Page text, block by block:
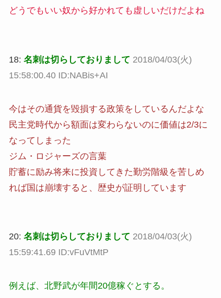
どうでもいい奴から好かれても虚しいだけだよね
18: 名刺は切らしておりまして 2018/04/03(火)
15:58:00.40 ID:NABis+AI
今はその通貨を毀損する政策をしているんだよな
民主党時代から額面は変わらないのに価値は2/3に
なってしまった
ジム・ロジャーズの言葉
貯蓄に励み将来に投資してきた勤労階級を苦しめ
れば国は崩壊すると、歴史が証明しています
20: 名刺は切らしておりまして 2018/04/03(火)
15:59:41.69 ID:vFuVtMtP
例えば、北野武が年間20億稼ぐとする。